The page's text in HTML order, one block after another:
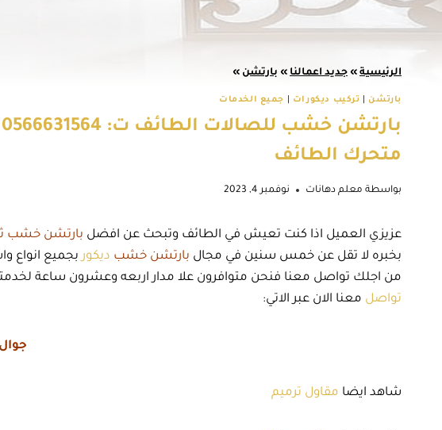
الرئيسية » جديد اعمالنا » بارتشن »
بارتشن تركيب ديكورات جميع الخدمات
متحرك الطائف
بواسطة معلم دهانات نوفمبر 4, 2023
عزيزي العميل اذا كنت تعيش في الطائف وتبحث عن افضل بارتشن خشب
بخبره لا تقل عن خمس سنين في مجال بارتشن خشب ديكور بجميع انواع
من اجلك تواصل معنا فنحن متوافرون علا مدار اربعه وعشرون ساعة
تواصل معنا الان عبر الاتي:
شاهد ايضا مقاول ترميم